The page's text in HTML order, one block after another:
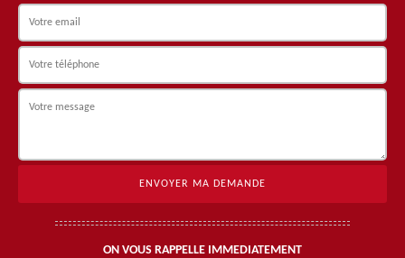
ON VOUS RAPPELLE IMMEDIATEMENT